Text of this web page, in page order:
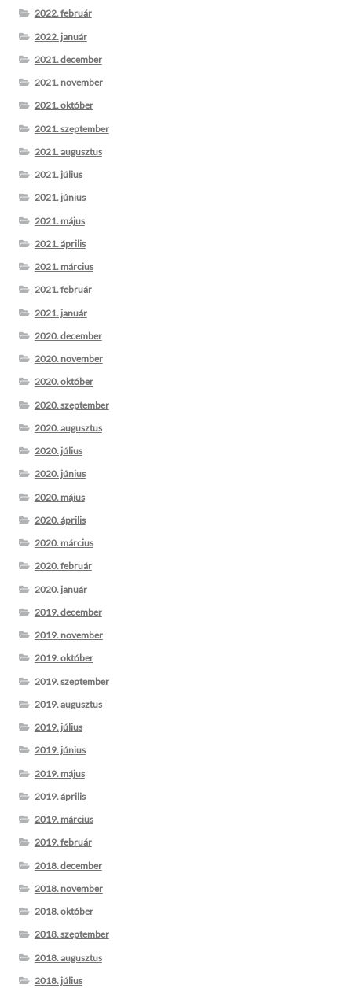
2022. február
2022. január
2021. december
2021. november
2021. október
2021. szeptember
2021. augusztus
2021. július
2021. június
2021. május
2021. április
2021. március
2021. február
2021. január
2020. december
2020. november
2020. október
2020. szeptember
2020. augusztus
2020. július
2020. június
2020. május
2020. április
2020. március
2020. február
2020. január
2019. december
2019. november
2019. október
2019. szeptember
2019. augusztus
2019. július
2019. június
2019. május
2019. április
2019. március
2019. február
2018. december
2018. november
2018. október
2018. szeptember
2018. augusztus
2018. július